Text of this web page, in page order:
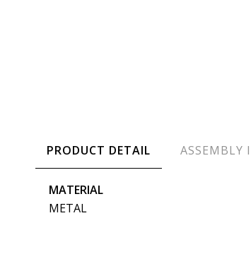
PRODUCT DETAIL ASSEMBLY
MATERIAL
METAL